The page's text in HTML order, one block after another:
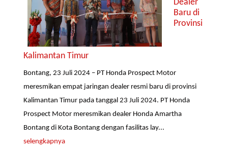
Dealer
Baru di
Provinsi
Kalimantan Timur
Bontang, 23 Juli 2024 – PT Honda Prospect Motor
meresmikan empat jaringan dealer resmi baru di provinsi
Kalimantan Timur pada tanggal 23 Juli 2024. PT Honda
Prospect Motor meresmikan dealer Honda Amartha
Bontang di Kota Bontang dengan fasilitas lay...
selengkapnya